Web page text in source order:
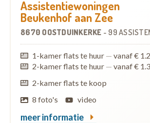
Assistentiewoningen
Beukenhof aan Zee
8670 OOSTDUINKERKE - 99
1-kamer flats te huur — vanaf €
2-kamer flats te huur — vanaf €
2-kamer flats te koop
8 foto's
video
meer informatie